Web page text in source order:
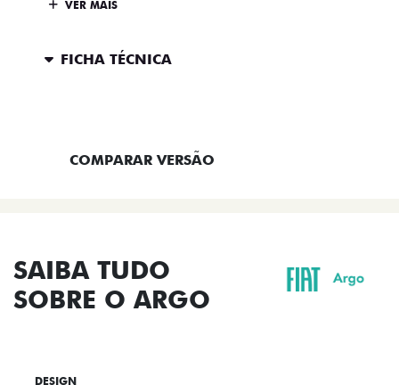
VER MAIS
FICHA TÉCNICA
COMPARAR VERSÃO
SAIBA TUDO
SOBRE O ARGO
DESIGN